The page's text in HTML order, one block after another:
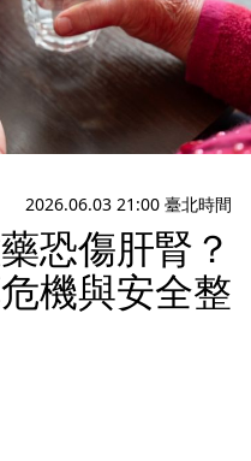
2026.06.03 21:00 臺北時間
恐傷肝腎？
機與安全整